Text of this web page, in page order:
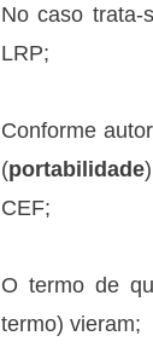
No caso trata-
LRP;
Conforme
(portabilidade
CEF;
O termo de
termo) vieram;